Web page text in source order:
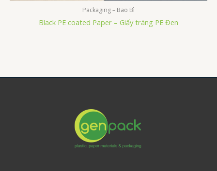
Packaging – Bao Bì
Black PE coated Paper – Giấy tráng PE Đen